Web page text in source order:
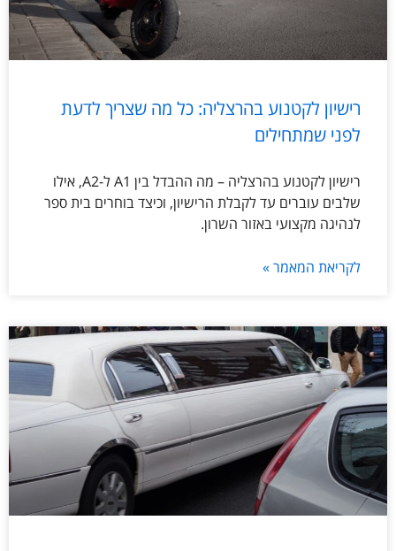
רישיון לקטנוע בהרצליה: כל מה שצריך לדעת
לפני שמתחילים
רישיון לקטנוע בהרצליה – מה ההבדל בין A1 ל-A2, אילו
שלבים עוברים עד לקבלת הרישיון, וכיצד בוחרים בית ספר
לנהיגה מקצועי באזור השרון.
לקריאת המאמר »